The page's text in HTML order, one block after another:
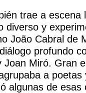
trae a escena
diverso y
João Cabral de
profundo
Joan Miró. Gran
a poetas
algunas de